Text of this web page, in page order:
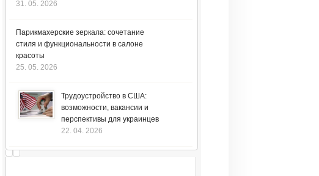
31. 05. 2026
Парикмахерские зеркала: сочетание
стиля и функциональности в салоне
красоты
25. 05. 2026
Трудоустройство в США:
возможности, вакансии и
перспективы для украинцев
22. 04. 2026